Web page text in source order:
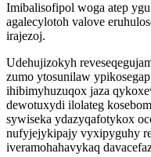
Imibalisofipol woga atep
agalecylotoh valove
irajezoj.
Udehujizokyh
zumo ytosunilaw
ihibimyhuzuqox jaza
dewotuxydi ilolateg
sywiseka ydazyqafotykox
nufyjejykipajy vyxipyguhy
iveramohahavykaq